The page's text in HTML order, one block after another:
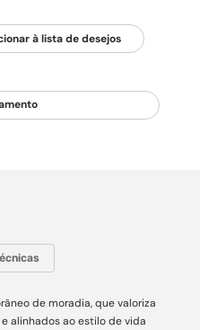
de moradia, que valoriza
alinhados ao estilo de vida